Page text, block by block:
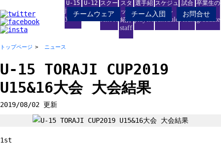
チームウェア チーム入団 お問合せ
U-15
junior
youth
U-12
junior
スクー
ル
school
スタ
ッフ
紹介
staff
選手紹
players
スケジュ
ール
schedule
試合
結果
result
卒業生の
進路
graduate
トップページ ニュース
U-15 TORAJI CUP2019
U15&16大会 大会結果
2019/08/02 更新
1st